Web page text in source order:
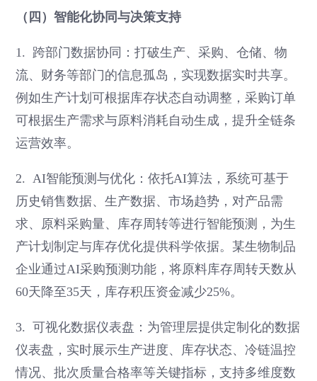
（四）智能化协同与决策支持
1. 跨部门数据协同：打破生产、采购、仓储、物
流、财务等部门的信息孤岛，实现数据实时共享。
例如生产计划可根据库存状态自动调整，采购订单
可根据生产需求与原料消耗自动生成，提升全链条
运营效率。
2. AI智能预测与优化：依托AI算法，系统可基于
历史销售数据、生产数据、市场趋势，对产品需
求、原料采购量、库存周转等进行智能预测，为生
产计划制定与库存优化提供科学依据。某生物制品
企业通过AI采购预测功能，将原料库存周转天数从
60天降至35天，库存积压资金减少25%。
3. 可视化数据仪表盘：为管理层提供定制化的数据
仪表盘，实时展示生产进度、库存状态、冷链温控
情况、批次质量合格率等关键指标，支持多维度数